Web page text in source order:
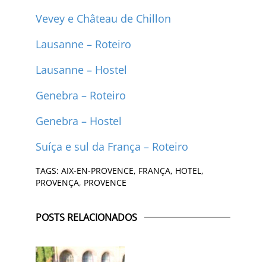
Vevey e Château de Chillon
Lausanne – Roteiro
Lausanne – Hostel
Genebra – Roteiro
Genebra – Hostel
Suíça e sul da França – Roteiro
TAGS: AIX-EN-PROVENCE, FRANÇA, HOTEL,
PROVENÇA, PROVENCE
POSTS RELACIONADOS